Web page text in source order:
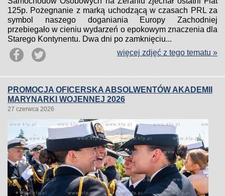
125p. Pożegnanie z marką uchodzącą w czasach PRL za
symbol naszego doganiania Europy Zachodniej
przebiegało w cieniu wydarzeń o epokowym znaczenia dla
Starego Kontynentu. Dwa dni po zamknięciu...
więcej zdjęć z tego tematu »
PROMOCJA OFICERSKA ABSOLWENTÓW AKADEMII
MARYNARKI WOJENNEJ 2026
27 czerwca 2026